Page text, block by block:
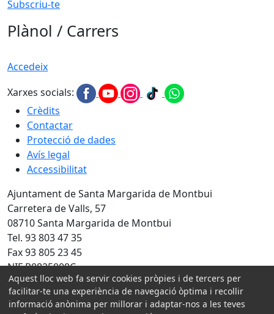
Subscriu-te
Plànol / Carrers
Accedeix
Xarxes socials:
Crèdits
Contactar
Protecció de dades
Avís legal
Accessibilitat
Ajuntament de Santa Margarida de Montbui
Carretera de Valls, 57
08710 Santa Margarida de Montbui
Tel. 93 803 47 35
Fax 93 805 23 45
NIF P0825000C
Amb la col·laboració de:
Aquest lloc web fa servir cookies pròpies i de tercers per
facilitar-te una experiència de navegació òptima i recollir
informació anònima per millorar i adaptar-nos a les teves